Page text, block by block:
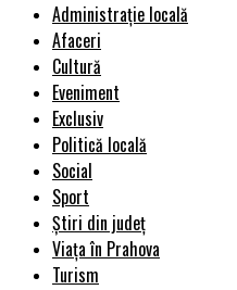
Administrație locală
Afaceri
Cultură
Eveniment
Exclusiv
Politică locală
Social
Sport
Știri din județ
Viața în Prahova
Turism